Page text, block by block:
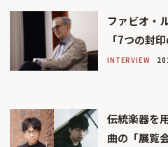
ファビオ・
「7つの封
INTERVIEW
伝統楽器を
曲の「展覧